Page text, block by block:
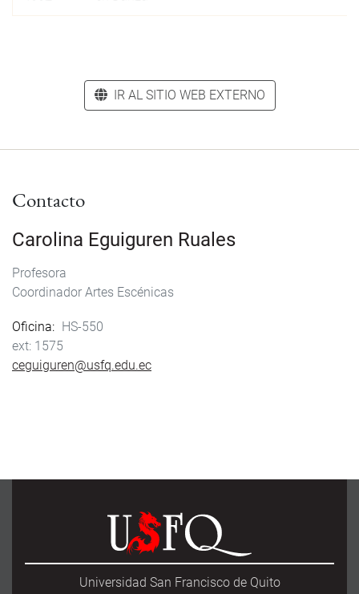
IR AL SITIO WEB EXTERNO
Contacto
Carolina Eguiguren Ruales
Profesora
Coordinador Artes Escénicas
Oficina
HS-550
1575
ceguiguren@usfq.edu.ec
Universidad San Francisco de Quito